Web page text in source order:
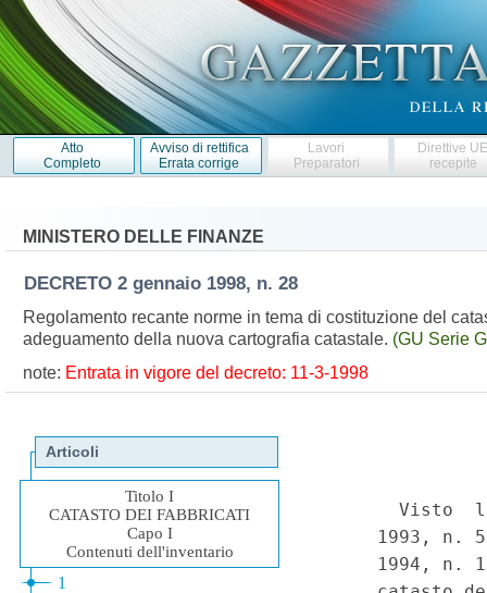
Atto
Completo
Avviso di rettifica
Errata corrige
Lavori
Preparatori
Direttive
recepite
MINISTERO DELLE FINANZE
DECRETO 2 gennaio 1998, n. 28
Regolamento recante norme in tema di costituzione del
adeguamento della nuova cartografia catastale. (GU Serie
note: Entrata in vigore del decreto: 11-3-1998